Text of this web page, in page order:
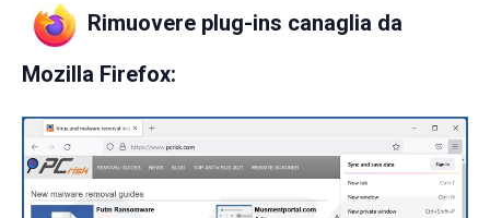
Rimuovere plug-ins canaglia da
Mozilla Firefox: